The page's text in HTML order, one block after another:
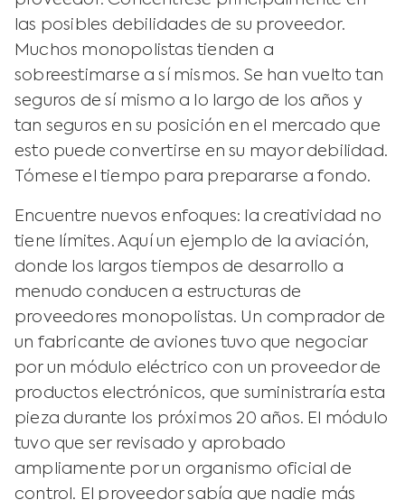
las posibles debilidades de su proveedor.
Muchos monopolistas tienden a
sobreestimarse a sí mismos. Se han vuelto tan
seguros de sí mismo a lo largo de los años y
tan seguros en su posición en el mercado que
esto puede convertirse en su mayor debilidad.
Tómese el tiempo para prepararse a fondo.
Encuentre nuevos enfoques: la creatividad no
tiene límites. Aquí un ejemplo de la aviación,
donde los largos tiempos de desarrollo a
menudo conducen a estructuras de
proveedores monopolistas. Un comprador de
un fabricante de aviones tuvo que negociar
por un módulo eléctrico con un proveedor de
productos electrónicos, que suministraría esta
pieza durante los próximos 20 años. El módulo
tuvo que ser revisado y aprobado
ampliamente por un organismo oficial de
control. El proveedor sabía que nadie más